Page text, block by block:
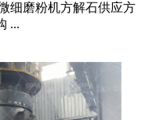
细磨粉机方解石供应方
...